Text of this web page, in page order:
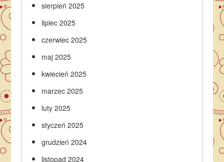
sierpień 2025
lipiec 2025
czerwiec 2025
maj 2025
kwiecień 2025
marzec 2025
luty 2025
styczeń 2025
grudzień 2024
listopad 2024